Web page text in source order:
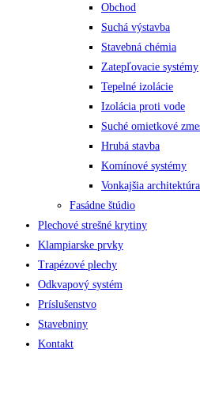
Obchod
Suchá výstavba
Stavebná chémia
Zatepľovacie systémy
Tepelné izolácie
Izolácia proti vode
Suché omietkové
Hrubá stavba
Komínové systémy
Vonkajšia architektúra
Fasádne štúdio
Plechové strešné krytiny
Klampiarske prvky
Trapézové plechy
Odkvapový systém
Príslušenstvo
Stavebniny
Kontakt